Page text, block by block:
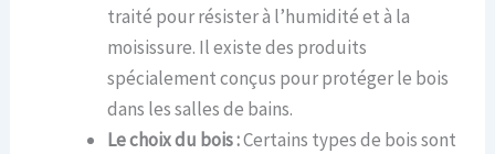
traité pour résister à l’humidité et à la
moisissure. Il existe des produits
spécialement conçus pour protéger le bois
dans les salles de bains.
Le choix du bois :Certains types de bois sont